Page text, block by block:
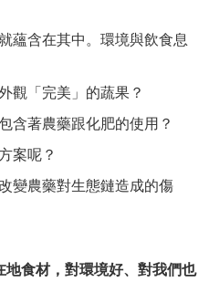
蘊含在其中。環境與飲食息
觀「完美」的蔬果？
含著農藥跟化肥的使用？
案呢？
變農藥對生態鏈造成的傷
食材，對環境好、對我們也